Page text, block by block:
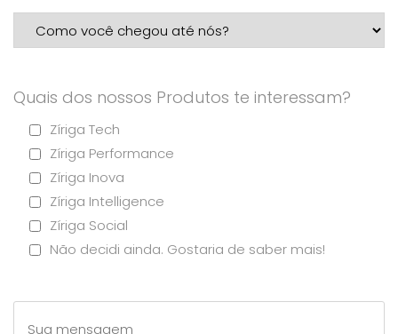
Quais dos nossos Produtos te interessam?
Zíriga Tech
Zíriga Performance
Zíriga Inova
Zíriga Intelligence
Zíriga Social
Não decidi ainda. Gostaria de saber mais!